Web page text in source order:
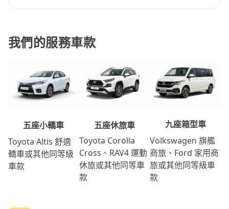
我們的服務車款
五座小轎車
Toyota Altis 舒適
轎車或其他同等級
車款
五座休旅車
Toyota Corolla
Cross、RAV4 運動
休旅或其他同等車
款
九座箱型車
Volkswagen 旗艦
商旅、Ford 家用商
旅或其他同等級車
款